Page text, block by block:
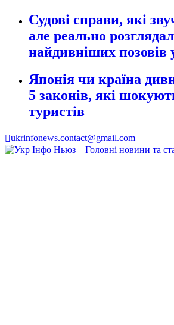
Судові справи, які
але реально
найдивніших позовів
Японія чи країна
5 законів, які
туристів
ukrinfonews.contact@gmail.com